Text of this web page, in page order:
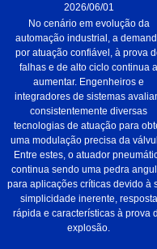
2026/06/01
No cenário em evolução da
automação industrial, a
por atuação confiável, à prova
falhas e de alto ciclo continua a
aumentar. Engenheiros e
integradores de sistemas
consistentemente diversas
tecnologias de atuação para
uma modulação precisa da
Entre estes, o atuador
continua sendo uma pedra
para aplicações críticas devido à
simplicidade inerente, resposta
rápida e características à prova
explosão.